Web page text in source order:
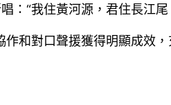
：“我住黃河源，君住長江
和對口聲援獲得明顯成效